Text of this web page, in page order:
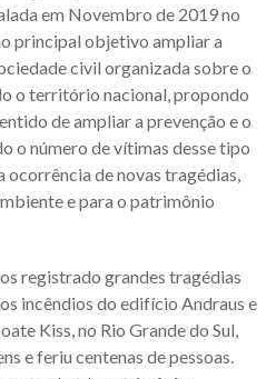
em Novembro de 2019 no
principal objetivo ampliar a
civil organizada sobre o
o território nacional, propondo
de ampliar a prevenção e o
o número de vítimas desse tipo
ocorrência de novas tragédias,
e para o patrimônio
registrado grandes tragédias
incêndios do edifício Andraus e
Kiss, no Rio Grande do Sul,
e feriu centenas de pessoas.